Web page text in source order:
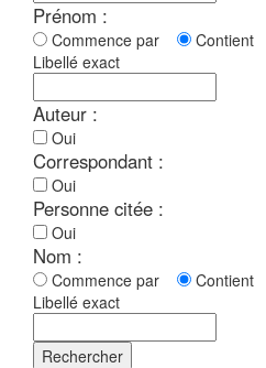
Prénom :
Commence par Contient
Libellé exact
Auteur :
Oui
Correspondant :
Oui
Personne citée :
Oui
Nom :
Commence par Contient
Libellé exact
Rechercher